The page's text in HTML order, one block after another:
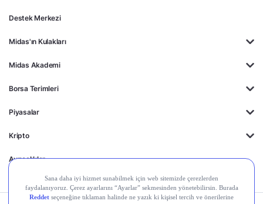
Destek Merkezi
Midas'ın Kulakları
Midas Akademi
Borsa Terimleri
Piyasalar
Kripto
Ayrıcalıklar